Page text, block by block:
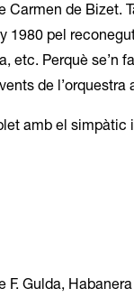
Carmen de
1980 pel
etc. Perquè se’n
de l’orquestra
amb el
Gulda,